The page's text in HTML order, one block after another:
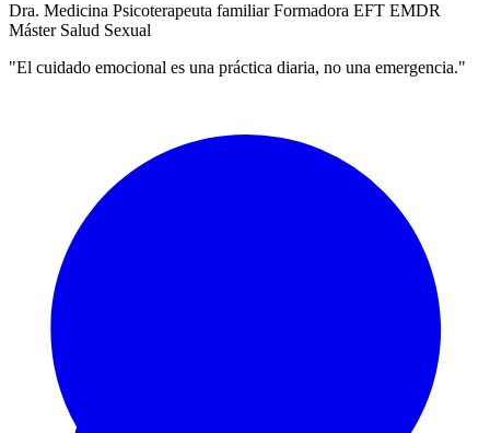
Dra. Medicina Psicoterapeuta familiar Formadora EFT EMDR
Máster Salud Sexual
"El cuidado emocional es una práctica diaria, no una emergencia."